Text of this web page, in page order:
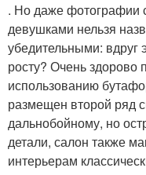
. Но даже фотографии
девушками нельзя
убедительными: вдруг
росту? Очень здорово
использованию
размещен второй ряд
дальнобойному, но
детали, салон также
интерьерам